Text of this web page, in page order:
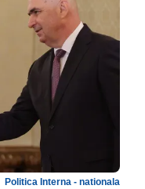
Politica Interna - nationala